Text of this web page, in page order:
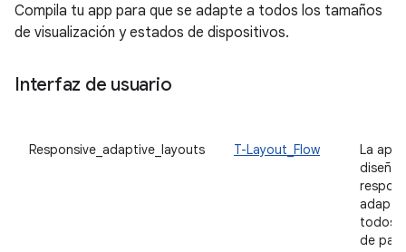
Compila tu app para que se adapte a todos los tamaños
de visualización y estados de dispositivos.
Interfaz de usuario
Responsive_adaptive_layouts T-Layout_Flow
La app
diseños
todos
de